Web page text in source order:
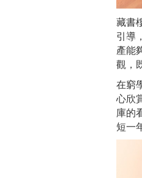
藏書
引導
產能
觀，
在窮
心欣
庫的
短一